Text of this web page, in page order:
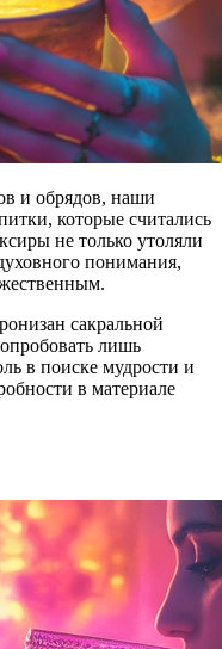
и обрядов, наши
которые считались
не только утоляли
понимания,
сакральной
лишь
в поиске мудрости и
в материале